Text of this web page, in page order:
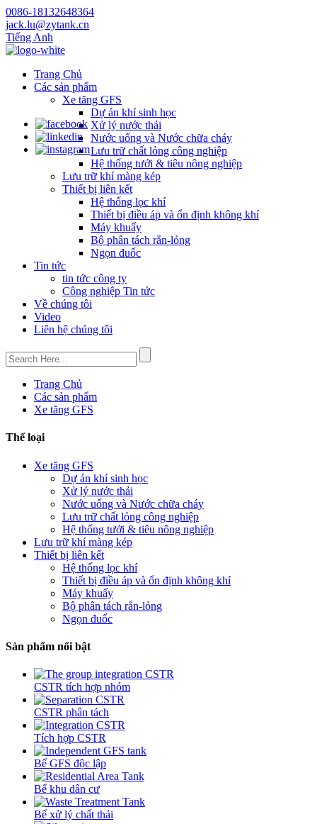
0086-18132648364
jack.lu@zytank.cn
Tiếng Anh
Trang Chủ
Các sản phẩm
Xe tăng GFS
Dự án khí sinh học
Xử lý nước thải
Nước uống và Nước chữa cháy
Lưu trữ chất lỏng công nghiệp
Hệ thống tưới & tiêu nông nghiệp
Lưu trữ khí màng kép
Thiết bị liên kết
Hệ thống lọc khí
Thiết bị điều áp và ổn định không khí
Máy khuấy
Bộ phân tách rắn-lỏng
Ngọn đuốc
Tin tức
tin tức công ty
Công nghiệp Tin tức
Về chúng tôi
Video
Liên hệ chúng tôi
Trang Chủ
Các sản phẩm
Xe tăng GFS
Thể loại
Xe tăng GFS
Dự án khí sinh học
Xử lý nước thải
Nước uống và Nước chữa cháy
Lưu trữ chất lỏng công nghiệp
Hệ thống tưới & tiêu nông nghiệp
Lưu trữ khí màng kép
Thiết bị liên kết
Hệ thống lọc khí
Thiết bị điều áp và ổn định không khí
Máy khuấy
Bộ phân tách rắn-lỏng
Ngọn đuốc
Sản phẩm nổi bật
CSTR tích hợp nhóm
CSTR phân tách
Tích hợp CSTR
Bể GFS độc lập
Bể khu dân cư
Bể xử lý chất thải